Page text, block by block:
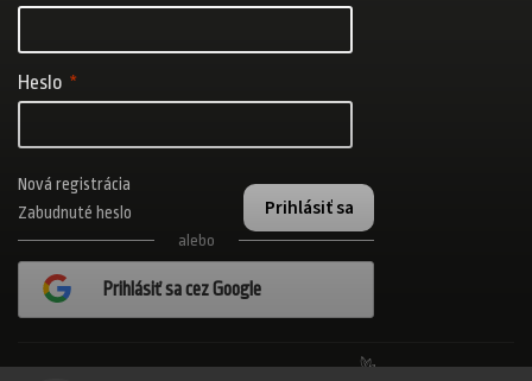
Heslo
Prihlásiť sa
Nová registrácia
Zabudnuté heslo
alebo
Prihlásiť sa cez Google